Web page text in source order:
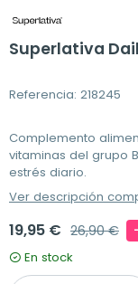
Superlativa
Referencia: 218245
Complemento
vitaminas del grupo
estrés diario.
Ver descripción
19,95 € 26,90 €
En stock